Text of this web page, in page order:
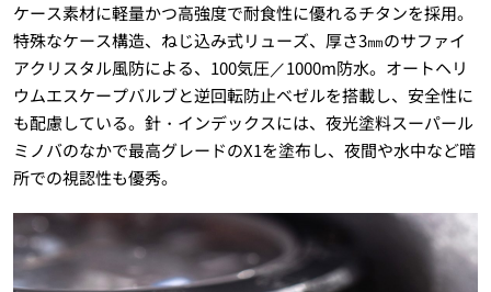
ケース素材に軽量かつ高強度で耐食性に優れるチタンを採用。
特殊なケース構造、ねじ込み式リューズ、厚さ3㎜のサファイ
アクリスタル風防による、100気圧／1000m防水。オートヘリ
ウムエスケープバルブと逆回転防止ベゼルを搭載し、安全性に
も配慮している。針・インデックスには、夜光塗料スーパール
ミノバのなかで最高グレードのX1を塗布し、夜間や水中など暗
所での視認性も優秀。